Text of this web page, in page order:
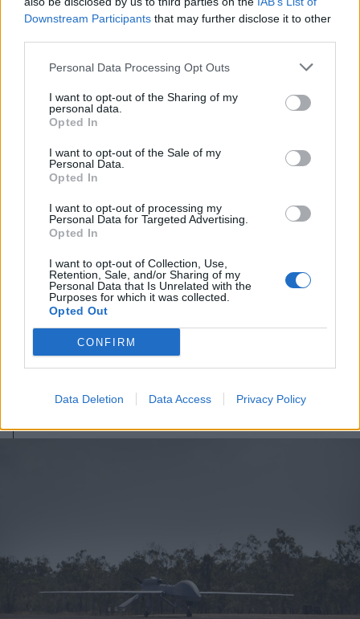
Downstream Participants that may further disclose it to other
Personal Data Processing Opt Outs
I want to opt-out of the Sharing of my
personal data.
Opted In
I want to opt-out of the Sale of my
Personal Data.
Opted In
I want to opt-out of processing my
Personal Data for Targeted Advertising.
Opted In
I want to opt-out of Collection, Use,
Retention, Sale, and/or Sharing of my
Personal Data that Is Unrelated with the
Purposes for which it was collected.
Opted Out
CONFIRM
Data Deletion Data Access Privacy Policy
2026. augusztus 08., szombat
Baka András elfogadta a felkérést a
köztársasági elnöki tisztségre